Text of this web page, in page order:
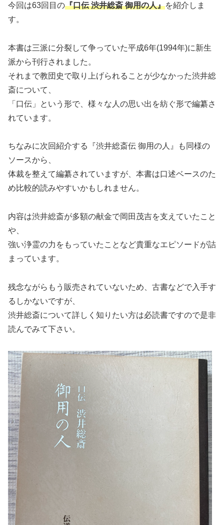
今回は63回目の『口伝 渋井総斎 御用の人』を紹介しま
す。
本書は三派に分裂して争っていた平成6年(1994年)に新生
派から刊行されました。
それまで教団史で取り上げられることが少なかった渋井総
斎について、
「口伝」という形で、様々な人の思い出を紡ぐ形で編纂さ
れています。
ちなみに次回紹介する『渋井総斎伝 御用の人』も同様の
ソースから、
体裁を整えて編纂されていますが、本書は口述ベースのた
め比較的読みやすいかもしれません。
内容は渋井総斎が多額の献金で岡田茂吉を支えていたこと
や、
強い浄霊の力をもっていたことなど貴重なエピソードが詰
まっています。
残念ながらもう販売されていないため、古書などで入手す
るしかないですが、
渋井総斎について詳しく知りたい方は必読書ですので是非
読んでみて下さい。